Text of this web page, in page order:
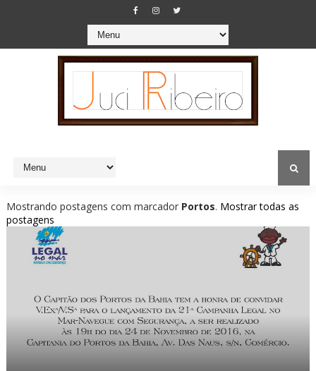
Mostrando postagens com marcador Portos. Mostrar todas as
postagens